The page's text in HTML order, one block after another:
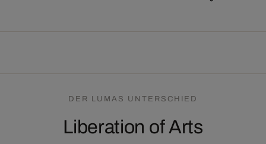
DER LUMAS UNTERSCHIED
Liberation of Arts